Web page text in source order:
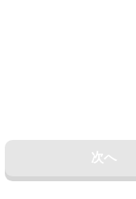
次へ